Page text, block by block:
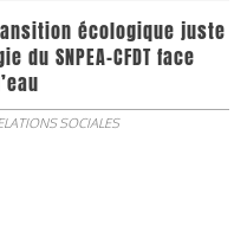
écologique juste
SNPEA-CFDT face
SOCIALES